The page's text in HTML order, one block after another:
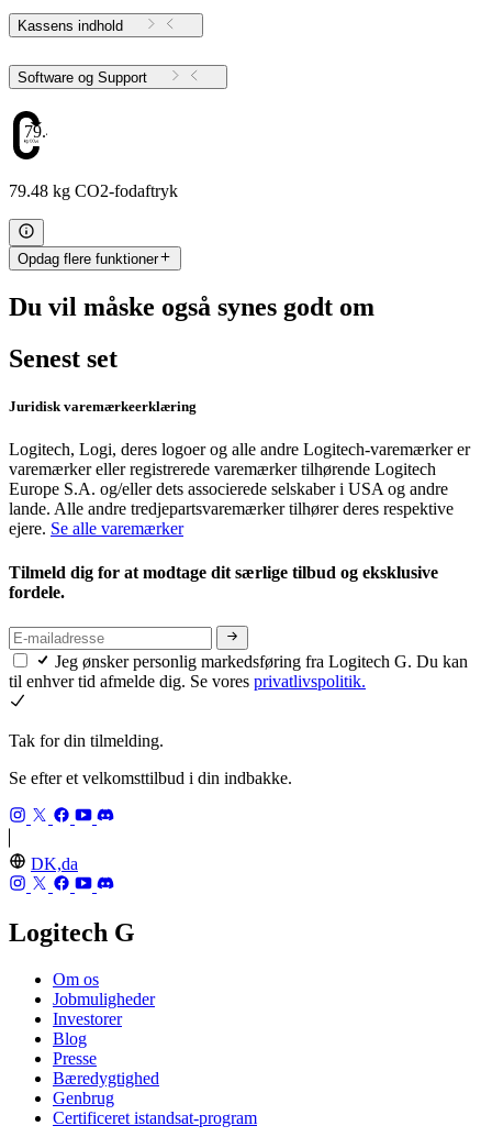
Kassens indhold
Software og Support
79.48
79.48 kg CO2-fodaftryk
Opdag flere funktioner
Du vil måske også synes godt om
Senest set
Juridisk varemærkeerklæring
Logitech, Logi, deres logoer og alle andre Logitech-varemærker er
varemærker eller registrerede varemærker tilhørende Logitech
Europe S.A. og/eller dets associerede selskaber i USA og andre
lande. Alle andre tredjepartsvaremærker tilhører deres respektive
ejere. Se alle varemærker
Tilmeld dig for at modtage dit særlige tilbud og eksklusive
fordele.
Jeg ønsker personlig markedsføring fra Logitech G. Du kan
til enhver tid afmelde dig. Se vores privatlivspolitik.
Tak for din tilmelding.
Se efter et velkomsttilbud i din indbakke.
DK,da
Logitech G
Om os
Jobmuligheder
Investorer
Blog
Presse
Bæredygtighed
Genbrug
Certificeret istandsat-program